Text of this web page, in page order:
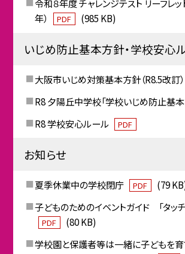
令和８年度 チャレンジテスト リーフレッ
年）
PDF (985 KB)
いじめ防止基本方針・学校安心
大阪市いじめ対策基本方針（R8.5改訂）
R8 夕陽丘中学校「学校いじめ防止基本
R8 学校安心ルール PDF
お知らせ
夏季休業中の学校閉庁 PDF
(79
子どものためのイベントガイド 「タッチ
PDF
(80 KB)
学校園と保護者等は一緒に子どもを育